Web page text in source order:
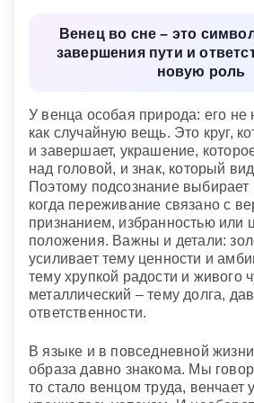
писчей бумаги
ссору и ябедничество; венок из
поддельных цветов, слюды,
— знаменует обман,
Венец, лежащий на
поверженную власть.
Венец во сне – это
завершения пути и
новую роль
У венца особая природа: его не
как случайную вещь. Это круг,
и завершает, украшение,
над головой, и знак, который
Поэтому подсознание
когда переживание связано с
признанием, избранностью или
положения. Важны и детали:
усиливает тему ценности и
тему хрупкой радости и живого
металлический – тему долга,
ответственности.
В языке и в повседневной жизни
образа давно знакома. Мы
то стало венцом труда, венчает